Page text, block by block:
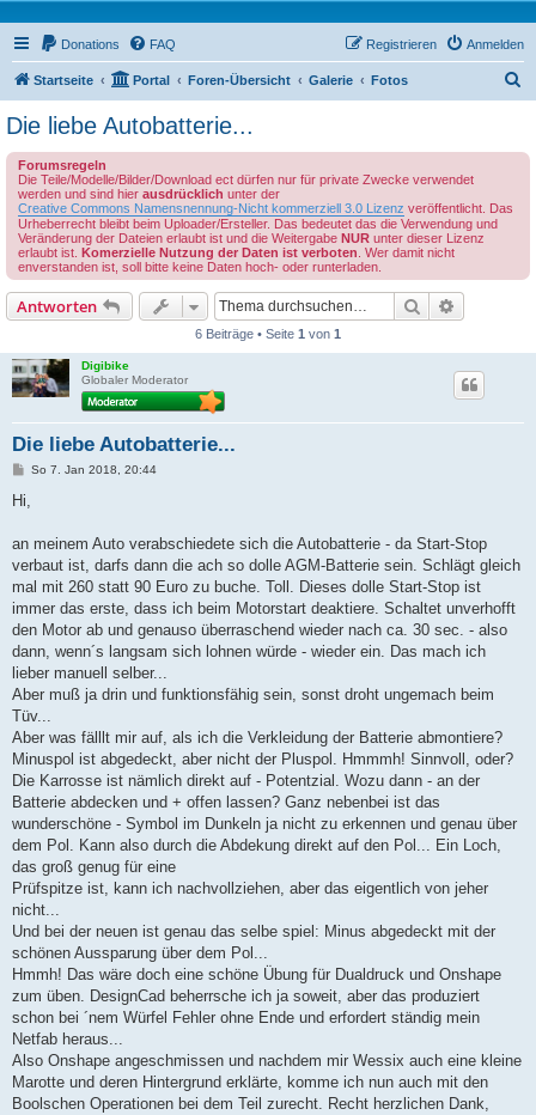
Donations FAQ Anmelden
Registrieren
Startseite Portal Foren-Übersicht Galerie Fotos
Die liebe Autobatterie...
Forumsregeln
Die Teile/Modelle/Bilder/Download ect dürfen nur für private Zwecke verwendet
werden und sind hier ausdrücklich unter der
Creative Commons Namensnennung-Nicht kommerziell 3.0 Lizenz veröffentlicht. Das
Urheberrecht bleibt beim Uploader/Ersteller. Das bedeutet das die Verwendung und
Veränderung der Dateien erlaubt ist und die Weitergabe NUR unter dieser Lizenz
erlaubt ist. Komerzielle Nutzung der Daten ist verboten . Wer damit nicht
enverstanden ist, soll bitte keine Daten hoch- oder runterladen.
Antworten Suche
6 Beiträge • Seite 1 von 1
Digibike
Globaler Moderator
Die liebe Autobatterie...
B
t
a
So 7. Jan 2018, 20:44
Hi,
an meinem Auto verabschiedete sich die Autobatterie - da Start-Stop
verbaut ist, darfs dann die ach so dolle AGM-Batterie sein. Schlägt gleich
mal mit 260 statt 90 Euro zu buche. Toll. Dieses dolle Start-Stop ist
immer das erste, dass ich beim Motorstart deaktiere. Schaltet unverhofft
den Motor ab und genauso überraschend wieder nach ca. 30 sec. - also
dann, wenn´s langsam sich lohnen würde - wieder ein. Das mach ich
lieber manuell selber...
Aber muß ja drin und funktionsfähig sein, sonst droht ungemach beim
Tüv...
Aber was fälllt mir auf, als ich die Verkleidung der Batterie abmontiere?
Minuspol ist abgedeckt, aber nicht der Pluspol. Hmmmh! Sinnvoll, oder?
Die Karrosse ist nämlich direkt auf - Potentzial. Wozu dann - an der
Batterie abdecken und + offen lassen? Ganz nebenbei ist das
wunderschöne - Symbol im Dunkeln ja nicht zu erkennen und genau über
dem Pol. Kann also durch die Abdekung direkt auf den Pol... Ein Loch,
das groß genug für eine
Prüfspitze ist, kann ich nachvollziehen, aber das eigentlich von jeher
nicht...
Und bei der neuen ist genau das selbe spiel: Minus abgedeckt mit der
schönen Aussparung über dem Pol...
Hmmh! Das wäre doch eine schöne Übung für Dualdruck und Onshape
zum üben. DesignCad beherrsche ich ja soweit, aber das produziert
schon bei ´nem Würfel Fehler ohne Ende und erfordert ständig mein
Netfab heraus...
Also Onshape angeschmissen und nachdem mir Wessix auch eine kleine
Marotte und deren Hintergrund erklärte, komme ich nun auch mit den
Boolschen Operationen bei dem Teil zurecht. Recht herzlichen Dank,